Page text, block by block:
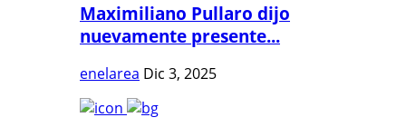
Maximiliano Pullaro dijo
nuevamente presente...
enelarea Dic 3, 2025